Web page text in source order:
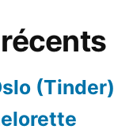
(Tinder)